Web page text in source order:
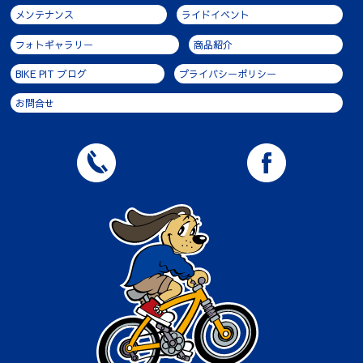
メンテナンス ライドイベント
フォトギャラリー 商品紹介
BIKE PIT ブログ プライバシーポリシー
お問合せ